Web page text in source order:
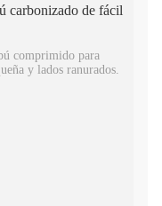
carbonizado de fácil
comprimido para
y lados ranurados.
por calor y la